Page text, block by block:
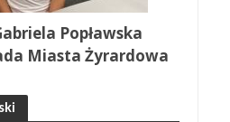
Popławska
Miasta Żyrardowa